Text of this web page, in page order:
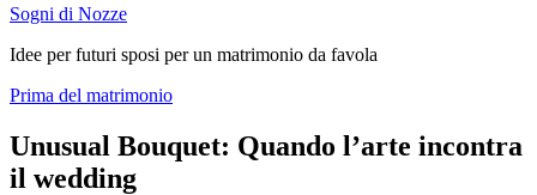
Sogni di Nozze
Idee per futuri sposi per un matrimonio da favola
Prima del matrimonio
Unusual Bouquet: Quando l’arte incontra
il wedding